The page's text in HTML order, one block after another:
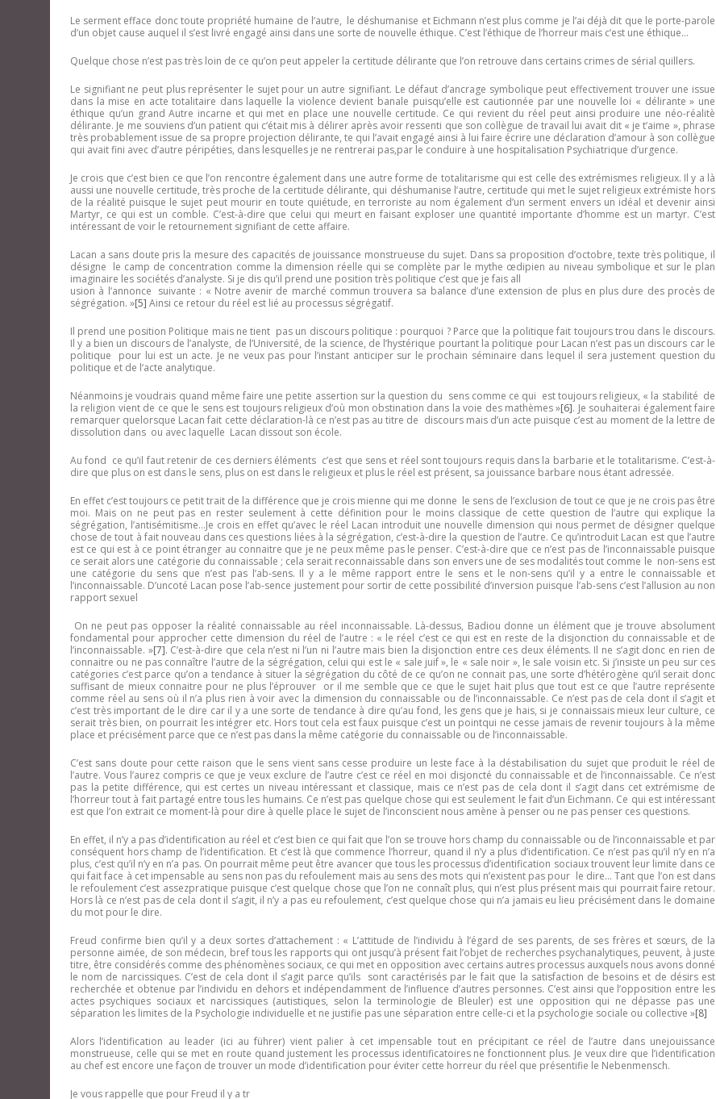
Le serment efface donc toute propriété humaine de l’autre, le déshumanise et Eichmann n’est plus comme je l’ai déjà dit que le porte-parole
d’un objet cause auquel il s’est livré engagé ainsi dans une sorte de nouvelle éthique. C’est l’éthique de l’horreur mais c’est une éthique…
Quelque chose n’est pas très loin de ce qu’on peut appeler la certitude délirante que l’on retrouve dans certains crimes de sérial quillers.
Le signifiant ne peut plus représenter le sujet pour un autre signifiant. Le défaut d’ancrage symbolique peut effectivement trouver une issue
dans la mise en acte totalitaire dans laquelle la violence devient banale puisqu’elle est cautionnée par une nouvelle loi « délirante » une
éthique qu’un grand Autre incarne et qui met en place une nouvelle certitude. Ce qui revient du réel peut ainsi produire une néo-réalitè
délirante. Je me souviens d’un patient qui c‘était mis à délirer après avoir ressenti que son collègue de travail lui avait dit « je t’aime », phrase
très probablement issue de sa propre projection délirante, te qui l’avait engagé ainsi à lui faire écrire une déclaration d’amour à son collègue
qui avait fini avec d’autre péripéties, dans lesquelles je ne rentrerai pas,par le conduire à une hospitalisation Psychiatrique d’urgence.
Je crois que c’est bien ce que l’on rencontre également dans une autre forme de totalitarisme qui est celle des extrémismes religieux. Il y a là
aussi une nouvelle certitude, très proche de la certitude délirante, qui déshumanise l’autre, certitude qui met le sujet religieux extrémiste hors
de la réalité puisque le sujet peut mourir en toute quiétude, en terroriste au nom également d’un serment envers un idéal et devenir ainsi
Martyr, ce qui est un comble. C’est-à-dire que celui qui meurt en faisant exploser une quantité importante d’homme est un martyr. C’est
intéressant de voir le retournement signifiant de cette affaire.
Lacan a sans doute pris la mesure des capacités de jouissance monstrueuse du sujet. Dans sa proposition d’octobre, texte très politique, il
désigne le camp de concentration comme la dimension réelle qui se complète par le mythe œdipien au niveau symbolique et sur le plan
imaginaire les sociétés d’analyste. Si je dis qu’il prend une position très politique c’est que je fais all
usion à l‘annonce suivante : « Notre avenir de marché commun trouvera sa balance d’une extension de plus en plus dure des procès de
ségrégation. »[5] Ainsi ce retour du réel est lié au processus ségrégatif.
Il prend une position Politique mais ne tient pas un discours politique : pourquoi ? Parce que la politique fait toujours trou dans le discours.
Il y a bien un discours de l’analyste, de l’Université, de la science, de l’hystérique pourtant la politique pour Lacan n’est pas un discours car le
politique pour lui est un acte. Je ne veux pas pour l’instant anticiper sur le prochain séminaire dans lequel il sera justement question du
politique et de l‘acte analytique.
Néanmoins je voudrais quand même faire une petite assertion sur la question du sens comme ce qui est toujours religieux, « la stabilité de
la religion vient de ce que le sens est toujours religieux d’où mon obstination dans la voie des mathèmes »[6]. Je souhaiterai également faire
remarquer quelorsque Lacan fait cette déclaration-là ce n’est pas au titre de discours mais d’un acte puisque c’est au moment de la lettre de
dissolution dans ou avec laquelle Lacan dissout son école.
Au fond ce qu’il faut retenir de ces derniers éléments c’est que sens et réel sont toujours requis dans la barbarie et le totalitarisme. C’est-à-
dire que plus on est dans le sens, plus on est dans le religieux et plus le réel est présent, sa jouissance barbare nous étant adressée.
En effet c’est toujours ce petit trait de la différence que je crois mienne qui me donne le sens de l’exclusion de tout ce que je ne crois pas être
moi. Mais on ne peut pas en rester seulement à cette définition pour le moins classique de cette question de l’autre qui explique la
ségrégation, l’antisémitisme…Je crois en effet qu’avec le réel Lacan introduit une nouvelle dimension qui nous permet de désigner quelque
chose de tout à fait nouveau dans ces questions liées à la ségrégation, c’est-à-dire la question de l’autre. Ce qu’introduit Lacan est que l’autre
est ce qui est à ce point étranger au connaitre que je ne peux même pas le penser. C’est-à-dire que ce n’est pas de l’inconnaissable puisque
ce serait alors une catégorie du connaissable ; cela serait reconnaissable dans son envers une de ses modalités tout comme le non-sens est
une catégorie du sens que n’est pas l’ab-sens. Il y a le même rapport entre le sens et le non-sens qu’il y a entre le connaissable et
l’inconnaissable. D’uncoté Lacan pose l’ab-sence justement pour sortir de cette possibilité d’inversion puisque l’ab-sens c’est l’allusion au non
rapport sexuel
On ne peut pas opposer la réalité connaissable au réel inconnaissable. Là-dessus, Badiou donne un élément que je trouve absolument
fondamental pour approcher cette dimension du réel de l’autre : « le réel c’est ce qui est en reste de la disjonction du connaissable et de
l’inconnaissable. »[7]. C’est-à-dire que cela n’est ni l’un ni l’autre mais bien la disjonction entre ces deux éléments. Il ne s’agit donc en rien de
connaitre ou ne pas connaître l’autre de la ségrégation, celui qui est le « sale juif », le « sale noir », le sale voisin etc. Si j’insiste un peu sur ces
catégories c’est parce qu’on a tendance à situer la ségrégation du côté de ce qu’on ne connait pas, une sorte d’hétérogène qu’il serait donc
suffisant de mieux connaitre pour ne plus l’éprouver or il me semble que ce que le sujet hait plus que tout est ce que l’autre représente
comme réel au sens où il n’a plus rien à voir avec la dimension du connaissable ou de l’inconnaissable. Ce n’est pas de cela dont il s’agit et
c’est très important de le dire car il y a une sorte de tendance à dire qu’au fond, les gens que je hais, si je connaissais mieux leur culture, ce
serait très bien, on pourrait les intégrer etc. Hors tout cela est faux puisque c’est un pointqui ne cesse jamais de revenir toujours à la même
place et précisément parce que ce n’est pas dans la même catégorie du connaissable ou de l’inconnaissable.
C’est sans doute pour cette raison que le sens vient sans cesse produire un leste face à la déstabilisation du sujet que produit le réel de
l’autre. Vous l’aurez compris ce que je veux exclure de l’autre c’est ce réel en moi disjoncté du connaissable et de l’inconnaissable. Ce n’est
pas la petite différence, qui est certes un niveau intéressant et classique, mais ce n’est pas de cela dont il s’agit dans cet extrémisme de
l’horreur tout à fait partagé entre tous les humains. Ce n’est pas quelque chose qui est seulement le fait d’un Eichmann. Ce qui est intéressant
est que l’on extrait ce moment-là pour dire à quelle place le sujet de l’inconscient nous amène à penser ou ne pas penser ces questions.
En effet, il n’y a pas d’identification au réel et c’est bien ce qui fait que l’on se trouve hors champ du connaissable ou de l’inconnaissable et par
conséquent hors champ de l’identification. Et c’est là que commence l’horreur, quand il n’y a plus d’identification. Ce n’est pas qu’il n’y en n’a
plus, c’est qu’il n’y en n’a pas. On pourrait même peut être avancer que tous les processus d’identification sociaux trouvent leur limite dans ce
qui fait face à cet impensable au sens non pas du refoulement mais au sens des mots qui n’existent pas pour le dire… Tant que l’on est dans
le refoulement c’est assezpratique puisque c’est quelque chose que l’on ne connaît plus, qui n’est plus présent mais qui pourrait faire retour.
Hors là ce n’est pas de cela dont il s’agit, il n’y a pas eu refoulement, c’est quelque chose qui n’a jamais eu lieu précisément dans le domaine
du mot pour le dire.
Freud confirme bien qu’il y a deux sortes d’attachement : « L’attitude de l’individu à l’égard de ses parents, de ses frères et sœurs, de la
personne aimée, de son médecin, bref tous les rapports qui ont jusqu’à présent fait l’objet de recherches psychanalytiques, peuvent, à juste
titre, être considérés comme des phénomènes sociaux, ce qui met en opposition avec certains autres processus auxquels nous avons donné
le nom de narcissiques. C’est de cela dont il s’agit parce qu’ils sont caractérisés par le fait que la satisfaction de besoins et de désirs est
recherchée et obtenue par l’individu en dehors et indépendamment de l’influence d’autres personnes. C’est ainsi que l’opposition entre les
actes psychiques sociaux et narcissiques (autistiques, selon la terminologie de Bleuler) est une opposition qui ne dépasse pas une
séparation les limites de la Psychologie individuelle et ne justifie pas une séparation entre celle-ci et la psychologie sociale ou collective »[8]
Alors l’identification au leader (ici au führer) vient palier à cet impensable tout en précipitant ce réel de l’autre dans unejouissance
monstrueuse, celle qui se met en route quand justement les processus identificatoires ne fonctionnent plus. Je veux dire que l’identification
au chef est encore une façon de trouver un mode d’identification pour éviter cette horreur du réel que présentifie le Nebenmensch.
Je vous rappelle que pour Freud il y a tr